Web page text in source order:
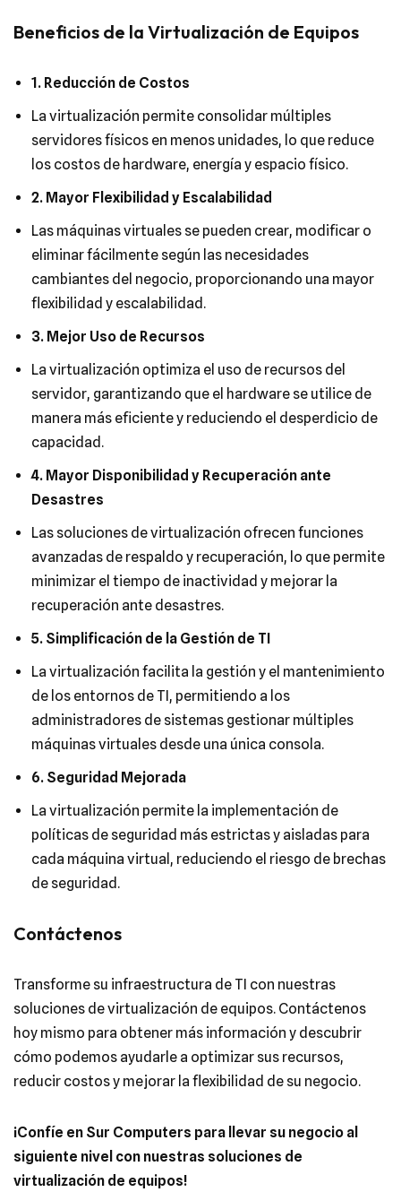
Beneficios de la Virtualización de Equipos
1. Reducción de Costos
La virtualización permite consolidar múltiples
servidores físicos en menos unidades, lo que reduce
los costos de hardware, energía y espacio físico.
2. Mayor Flexibilidad y Escalabilidad
Las máquinas virtuales se pueden crear, modificar o
eliminar fácilmente según las necesidades
cambiantes del negocio, proporcionando una mayor
flexibilidad y escalabilidad.
3. Mejor Uso de Recursos
La virtualización optimiza el uso de recursos del
servidor, garantizando que el hardware se utilice de
manera más eficiente y reduciendo el desperdicio de
capacidad.
4. Mayor Disponibilidad y Recuperación ante
Desastres
Las soluciones de virtualización ofrecen funciones
avanzadas de respaldo y recuperación, lo que permite
minimizar el tiempo de inactividad y mejorar la
recuperación ante desastres.
5. Simplificación de la Gestión de TI
La virtualización facilita la gestión y el mantenimiento
de los entornos de TI, permitiendo a los
administradores de sistemas gestionar múltiples
máquinas virtuales desde una única consola.
6. Seguridad Mejorada
La virtualización permite la implementación de
políticas de seguridad más estrictas y aisladas para
cada máquina virtual, reduciendo el riesgo de brechas
de seguridad.
Contáctenos
Transforme su infraestructura de TI con nuestras
soluciones de virtualización de equipos. Contáctenos
hoy mismo para obtener más información y descubrir
cómo podemos ayudarle a optimizar sus recursos,
reducir costos y mejorar la flexibilidad de su negocio.
¡Confíe en Sur Computers para llevar su negocio al
siguiente nivel con nuestras soluciones de
virtualización de equipos!